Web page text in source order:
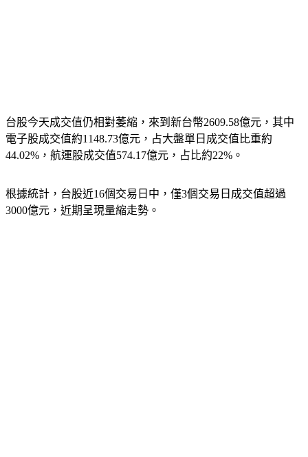
台股今天成交值仍相對萎縮，來到新台幣2609.58億元，其中
電子股成交值約1148.73億元，占大盤單日成交值比重約
44.02%，航運股成交值574.17億元，占比約22%。
根據統計，台股近16個交易日中，僅3個交易日成交值超過
3000億元，近期呈現量縮走勢。